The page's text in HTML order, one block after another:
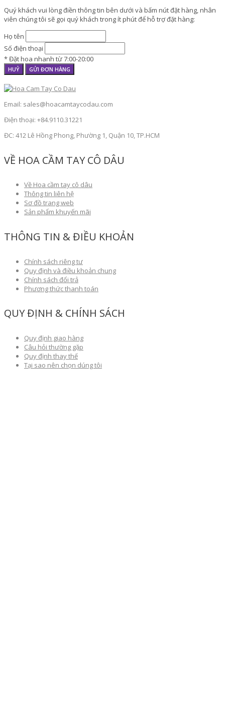
Quý khách vui lòng điền thông tin bên dưới và bấm nút đặt hàng, nhân
viên chúng tôi sẽ gọi quý khách trong ít phút để hỗ trợ đặt hàng:
Họ tên
Số điện thoại
* Đặt hoa nhanh từ 7:00-20:00
HUỶ GỬI ĐƠN HÀNG
Email: sales@hoacamtaycodau.com
Điện thoại: +84.9110.31221
ĐC: 412 Lê Hồng Phong, Phường 1, Quận 10, TP.HCM
VỀ HOA CẦM TAY CÔ DÂU
Về Hoa cầm tay cô dâu
Thông tin liên hệ
Sơ đồ trang web
Sản phẩm khuyến mãi
THÔNG TIN & ĐIỀU KHOẢN
Chính sách riêng tư
Quy định và điều khoản chung
Chính sách đổi trả
Phương thức thanh toán
QUY ĐỊNH & CHÍNH SÁCH
Quy định giao hàng
Câu hỏi thường gặp
Quy định thay thế
Tại sao nên chọn dúng tôi